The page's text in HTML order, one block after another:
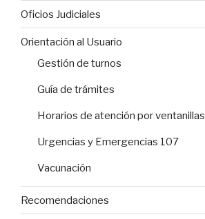
Oficios Judiciales
Orientación al Usuario
Gestión de turnos
Guía de trámites
Horarios de atención por ventanillas
Urgencias y Emergencias 107
Vacunación
Recomendaciones